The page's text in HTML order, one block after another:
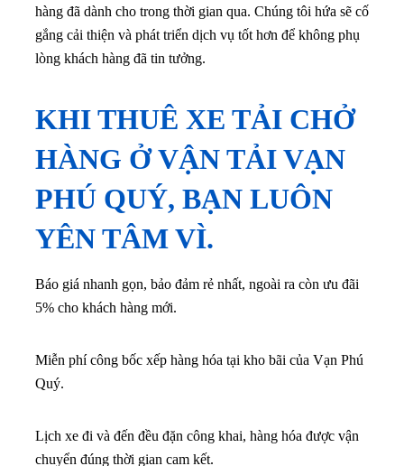
hàng đã dành cho trong thời gian qua. Chúng tôi hứa sẽ cố
gắng cải thiện và phát triển dịch vụ tốt hơn để không phụ
lòng khách hàng đã tin tưởng.
KHI THUÊ XE TẢI CHỞ
HÀNG Ở VẬN TẢI VẠN
PHÚ QUÝ, BẠN LUÔN
YÊN TÂM VÌ.
Báo giá nhanh gọn, bảo đảm rẻ nhất, ngoài ra còn ưu đãi
5% cho khách hàng mới.
Miễn phí công bốc xếp hàng hóa tại kho bãi của Vạn Phú
Quý.
Lịch xe đi và đến đều đặn công khai, hàng hóa được vận
chuyển đúng thời gian cam kết.